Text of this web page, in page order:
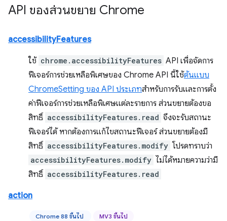
API ของส่วนขยาย Chrome
accessibilityFeatures
ใช้ chrome.accessibilityFeatures API เพื่อจัดการ
ฟีเจอร์การช่วยเหลือพิเศษของ Chrome API นี้ใช้ต้นแบบ
ChromeSetting ของ API ประเภทสำหรับการรับและการตั้ง
ค่าฟีเจอร์การช่วยเหลือพิเศษแต่ละรายการ ส่วนขยายต้องขอ
สิทธิ์ accessibilityFeatures.read จึงจะรับสถานะ
ฟีเจอร์ได้ หากต้องการแก้ไขสถานะฟีเจอร์ ส่วนขยายต้องมี
สิทธิ์ accessibilityFeatures.modify โปรดทราบว่า
accessibilityFeatures.modify ไม่ได้หมายความว่ามี
สิทธิ์ accessibilityFeatures.read
action
Chrome 88 ขึ้นไป MV3 ขึ้นไป